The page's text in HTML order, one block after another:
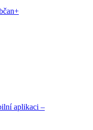
aplikaci –